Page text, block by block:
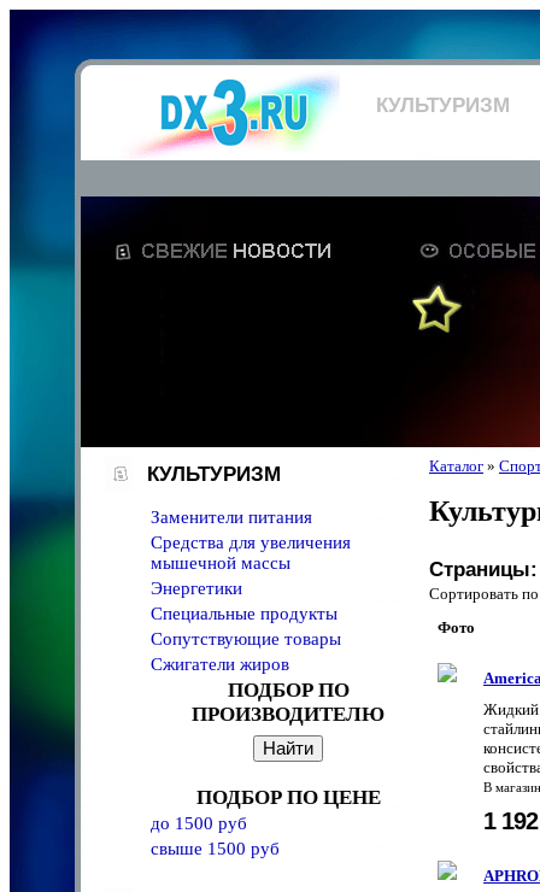
КУЛЬТУРИЗМ
КУЛЬТУРИЗМ
Заменители питания
Средства для увеличения
мышечной массы
Энергетики
Специальные продукты
Сопутствующие товары
Сжигатели жиров
ПОДБОР ПО
ПРОИЗВОДИТЕЛЮ
ПОДБОР ПО ЦЕНЕ
до 1500 руб
свыше 1500 руб
Каталог »
Страницы:
Сортировать
Фото
Жидкий
В
1